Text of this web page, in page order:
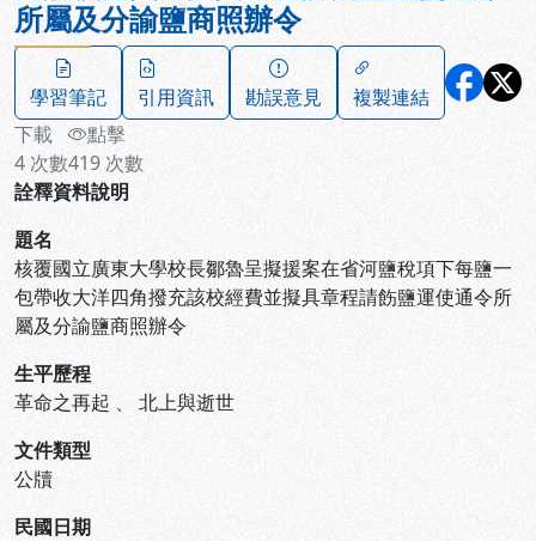
所屬及分諭鹽商照辦令
學習筆記 引用資訊 勘誤意見
複製連結
下載
4 次數
點擊
419 次數
詮釋資料說明
題名
核覆國立廣東大學校長鄒魯呈擬援案在省河鹽稅項下每鹽一
包帶收大洋四角撥充該校經費並擬具章程請飭鹽運使通令所
屬及分諭鹽商照辦令
生平歷程
革命之再起 、 北上與逝世
文件類型
公牘
民國日期